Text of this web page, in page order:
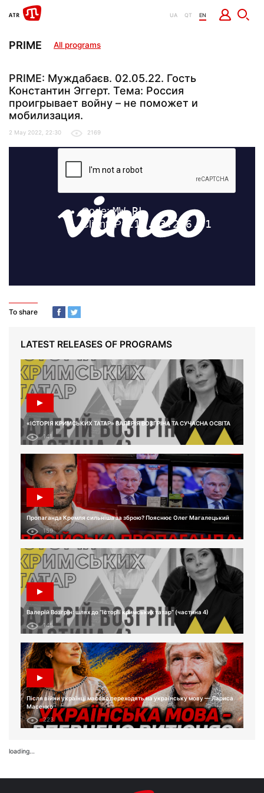
UA QT EN
PRIME All programs
PRIME: Муждабаєв. 02.05.22. Гость
Константин Эггерт. Тема: Россия
проигрывает войну – не поможет и
мобилизация.
2 May 2022, 22:30 2169
To share
LATEST RELEASES OF PROGRAMS
«ІСТОРІЯ КРИМСЬКИХ ТАТАР» ВАЛЕРІЯ ВОЗГРІНА ТА СУЧАСНА ОСВІТА
141
Пропаганда Кремля сильніша за зброю? Пояснює Олег Магалецький
159
Валерій Возгрін: шлях до “Історії кримських татар” (частина 4)
145
Після війни українці масово переходять на українську мову — Лариса
Масенко
223
loading...